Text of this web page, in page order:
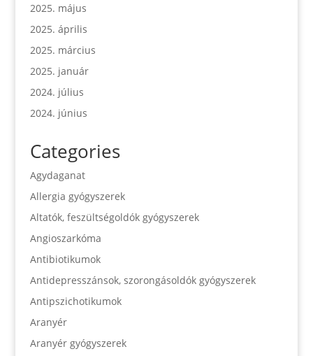
2025. május
2025. április
2025. március
2025. január
2024. július
2024. június
Categories
Agydaganat
Allergia gyógyszerek
Altatók, feszültségoldók gyógyszerek
Angioszarkóma
Antibiotikumok
Antidepresszánsok, szorongásoldók gyógyszerek
Antipszichotikumok
Aranyér
Aranyér gyógyszerek